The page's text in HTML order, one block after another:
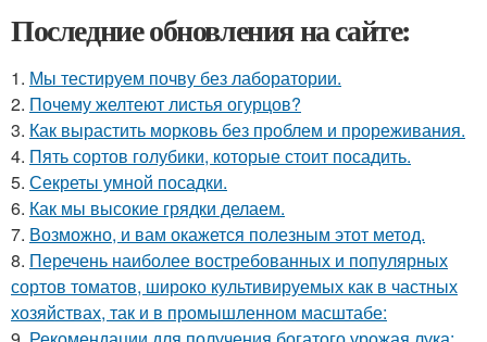
Последние обновления на сайте:
1. Мы тестируем почву без лаборатории.
2. Почему желтеют листья огурцов?
3. Как вырастить морковь без проблем и прореживания.
4. Пять сортов голубики, которые стоит посадить.
5. Секреты умной посадки.
6. Как мы высокие грядки делаем.
7. Возможно, и вам окажется полезным этот метод.
8. Перечень наиболее востребованных и популярных
сортов томатов, широко культивируемых как в частных
хозяйствах, так и в промышленном масштабе: